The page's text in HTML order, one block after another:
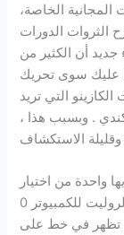
الخاصة،
الدورات
أن الكثير من
عليك سوى تحريك
التي تريد
. وبسبب هذا ،
واحدة من اختيار
الأكثر إثارة للإعجاب من فتحات في أي مكان، الروليت للكمبيوتر 0
تظهر في خط على